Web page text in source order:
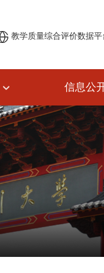
教学质量综合评价数据平
信息公